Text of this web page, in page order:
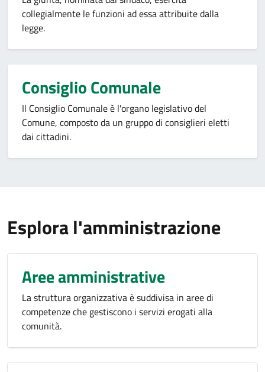
collegialmente le funzioni ad essa attribuite dalla
legge.
Consiglio Comunale
Il Consiglio Comunale è l'organo legislativo del
Comune, composto da un gruppo di consiglieri eletti
dai cittadini.
Esplora l'amministrazione
Aree amministrative
La struttura organizzativa è suddivisa in aree di
competenze che gestiscono i servizi erogati alla
comunità.